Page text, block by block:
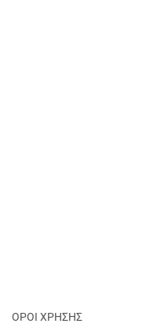
ΟΡΟΙ ΧΡΗΣΗΣ